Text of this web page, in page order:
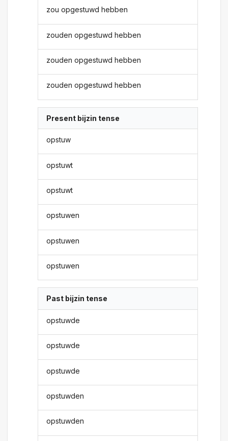
zou opgestuwd hebben
zouden opgestuwd hebben
zouden opgestuwd hebben
zouden opgestuwd hebben
Present bijzin tense
opstuw
opstuwt
opstuwt
opstuwen
opstuwen
opstuwen
Past bijzin tense
opstuwde
opstuwde
opstuwde
opstuwden
opstuwden